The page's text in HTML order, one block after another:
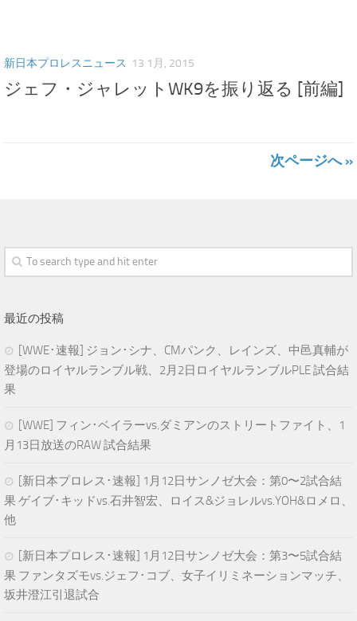
新日本プロレスニュース 13 1月, 2015
ジェフ・ジャレットWK9を振り返る [前編]
次ページへ »
最近の投稿
[WWE･速報] ジョン･シナ、CMパンク、レインズ、中邑真輔が
登場のロイヤルランブル戦、2月2日ロイヤルランブルPLE 試合結
果
[WWE] フィン･ベイラーvs.ダミアンのストリートファイト、1
月13日放送のRAW 試合結果
[新日本プロレス･速報] 1月12日サンノゼ大会：第0〜2試合結
果 ゲイブ･キッドvs.石井智宏、ロイス&ジョレルvs.YOH&ロメロ、
他
[新日本プロレス･速報] 1月12日サンノゼ大会：第3〜5試合結
果 ファンタズモvs.ジェフ･コブ、女子イリミネーションマッチ、
坂井澄江引退試合